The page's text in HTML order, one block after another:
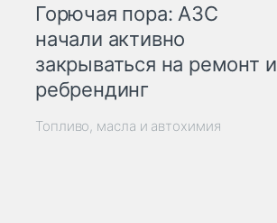
Горючая пора: АЗС
начали активно
закрываться на ремонт и
ребрендинг
Топливо, масла и автохимия